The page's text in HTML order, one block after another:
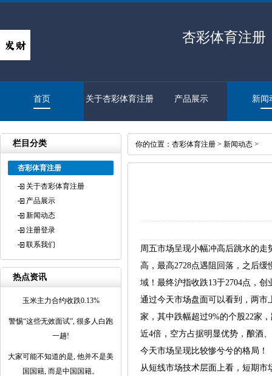
杏彩体育注册
首页 关于杏彩体育注册 产品展示 新闻
栏目分类
杏彩体育注册
关于杏彩体育注册
产品展示
新闻动态
注册登录
联系我们
热点资讯
玉米主力合约收跌0.13%
警惕“这些无效面试”, 很多人白跑
一趟!
大家可能不知道的是, 他并不是美
国国籍, 而是中国国籍。
你的位置： 杏彩体育注册 > 新闻动态 >
周五市场呈现小幅冲高后跳水的走
高，最高2728点遇阻回落，之后
域！最终沪指收跌13于2704点，
通过今天市场盘面可以看到，两市
家，其中跌幅超过9%的个股22家
近4倍，空方占据明显优势，酿酒
今天市场呈现比较惨兮兮的格局！
从短线市场技术层面上看，短期市